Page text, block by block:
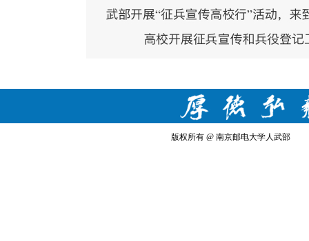
版权所有 @ 南京邮电大学人武